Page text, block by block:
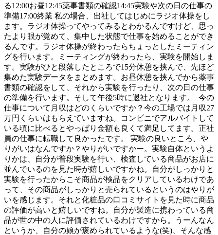
る12:00お昼12:45薬事書類の確認14:45実験や次の日の仕事の
準備17:00終業 私の場合、出社してはじめにラジオ体操をし
ます。ラジオ体操ってやってみるとわかるんですけど、思っ
たより眼が覚めて、集中した状態で仕事を始めることができ
るんです。ラジオ体操が終わったらちょっとしたミーティン
グを行います。ミーティングが終わったら、実験を開始しま
す。実験がひと段落したところで15分休憩を挟んで、先ほど
集めた実験データをまとめます。お昼休憩を挟んでから薬事
書類の確認をして、それから実験を行ったり、次の日の仕事
の準備を行います。そして午後5時に退社となります。 今の
仕事について月収はどのくらいですか？今の工場では月収27
万円くらいはもらえていますね。コンビニでアルバイトして
いる頃に比べるとやっぱり金額も良くて満足してます。正社
員の仕事に転職して良かったです。 実験の良いところ、や
りがいはなんですか？やりがいですかー。実験自体というよ
りかは、自分が普段実験を行い、検査している商品がお店に
並んでいるのを見た時が嬉しいですかね。自分がしっかりと
実験を行ったからこそ商品が検品をクリアしているわけであ
って、その商品がしっかりと売られているというのはやりが
いを感じます。それと化粧品の口コミサイトを見た時に商品
の評価が高いと嬉しいですね。自分が製造に携わっている商
品が世の中の人に評価されているわけですから。うーんなん
というか、自分の娘が褒められているような(笑)、そんな感